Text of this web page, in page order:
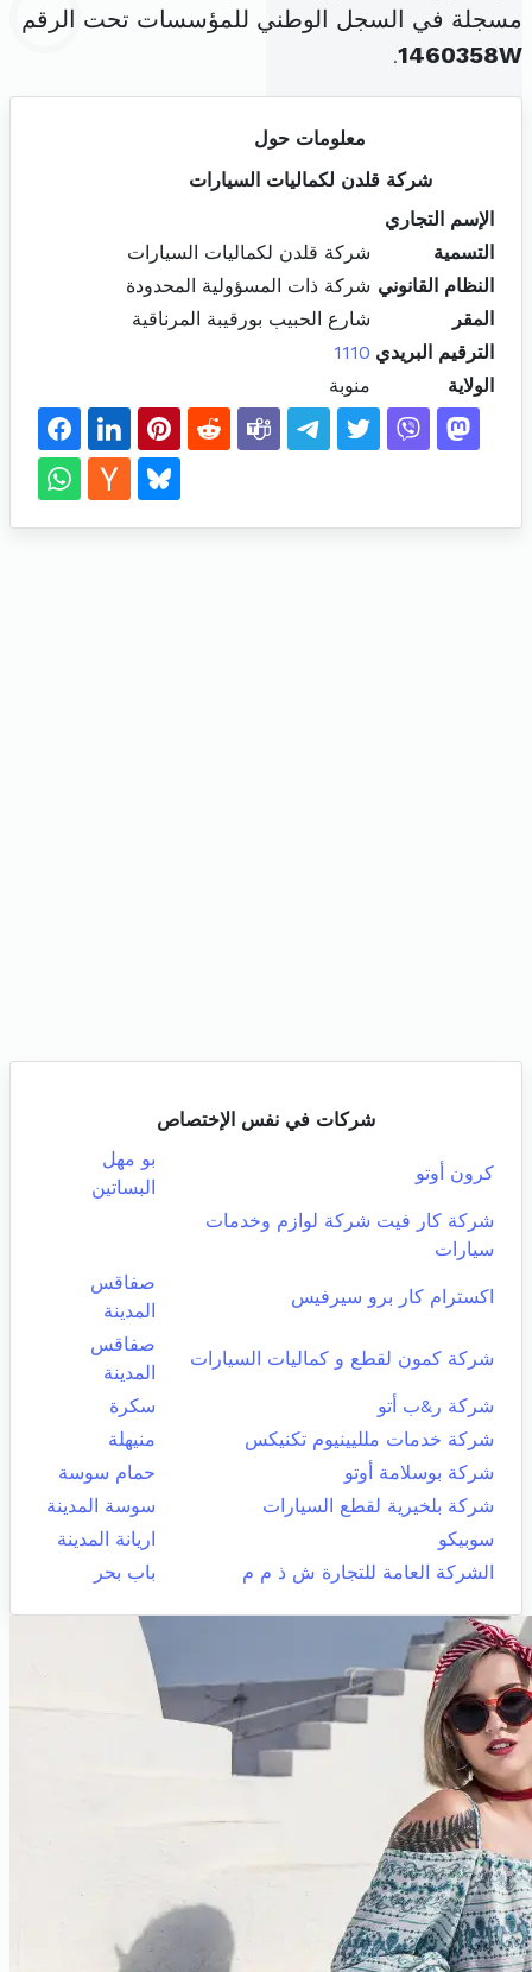
مسجلة في السجل الوطني للمؤسسات تحت الرقم
1460358W
.
معلومات حول
شركة قلدن لكماليات السيارات
الإسم التجاري
التسمية
شركة قلدن لكماليات السيارات
النظام القانوني شركة ذات المسؤولية المحدودة
المقر
شارع الحبيب بورقيبة المرناقية
الترقيم البريدي 1110
الولاية
منوبة
شركات في نفس الإختصاص
كرون أوتو
بو مهل
البساتين
شركة كار فيت شركة لوازم وخدمات
سيارات
اكسترام كار برو سيرفيس
صفاقس
المدينة
شركة كمون لقطع و كماليات السيارات
صفاقس
المدينة
شركة ر&ب أتو
سكرة
شركة خدمات ملليينيوم تكنيكس
منيهلة
شركة بوسلامة أوتو
حمام سوسة
شركة بلخيرية لقطع السيارات
سوسة المدينة
سوبيكو
اريانة المدينة
الشركة العامة للتجارة ش ذ م م
باب بحر